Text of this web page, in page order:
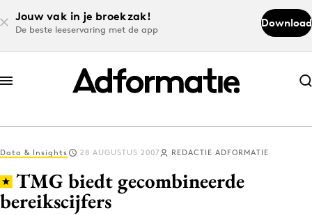
Jouw vak in je broekzak!
De beste leeservaring met de app
Download
Abonneer nu
Abonneer nu
Log in
Data & Insights 28 AUGUSTUS 2007 REDACTIE ADFORMATIE
TMG biedt gecombineerde
bereikscijfers